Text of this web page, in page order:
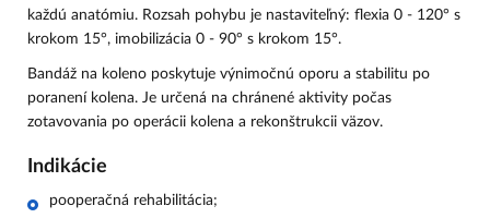
každú anatómiu. Rozsah pohybu je nastaviteľný: flexia 0 - 120° s
krokom 15°, imobilizácia 0 - 90° s krokom 15°.
Bandáž na koleno poskytuje výnimočnú oporu a stabilitu po
poranení kolena. Je určená na chránené aktivity počas
zotavovania po operácii kolena a rekonštrukcii väzov.
Indikácie
pooperačná rehabilitácia;